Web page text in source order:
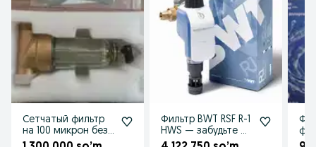
Сетчатый фильтр
на 100 микрон без
манометр
Фильтр BWT RSF R-1
HWS — забудьте о
замене